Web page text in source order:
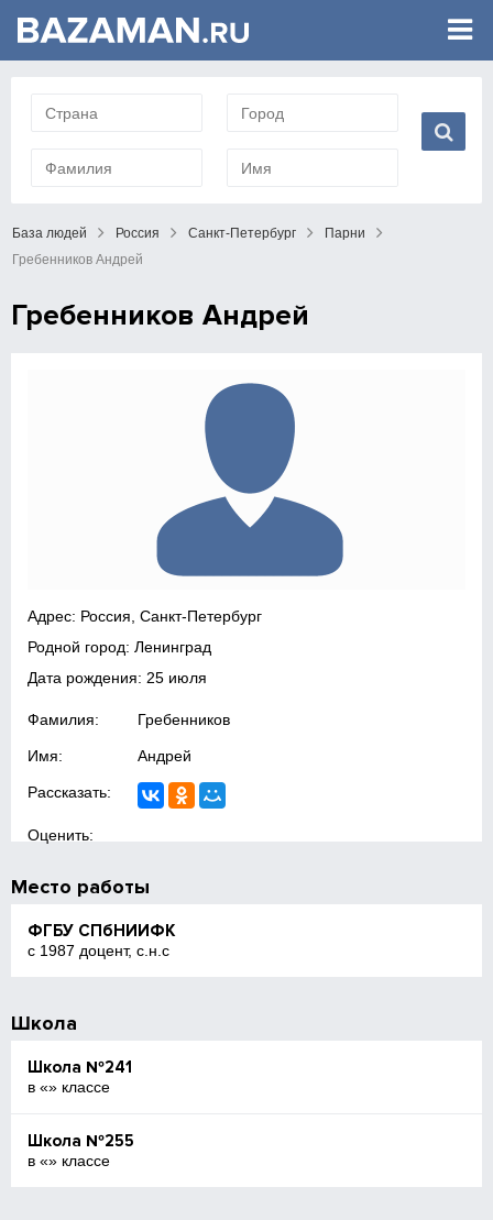
База людей Россия Санкт-Петербург
Парни
Гребенников Андрей
Гребенников Андрей
Адрес: Россия, Санкт-Петербург
Родной город: Ленинград
Дата рождения: 25 июля
Фамилия: Гребенников
Имя: Андрей
Рассказать:
Оценить:
Место работы
ФГБУ СПбНИИФК
с 1987 доцент, с.н.с
Школа
Школа №241
в «» классе
Школа №255
в «» классе